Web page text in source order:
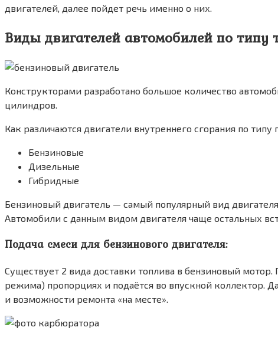
двигателей, далее пойдет речь именно о них.
Виды двигателей автомобилей по типу
Конструкторами разработано большое количество
цилиндров.
Как различаются двигатели внутреннего сгорания по типу
Бензиновые
Дизельные
Гибридные
Бензиновый двигатель — самый популярный вид
Автомобили с данным видом двигателя чаще остальных
Подача смеси для бензинового двигателя:
Существует 2 вида доставки топлива в бензиновый
режима) пропорциях и подаётся во впускной коллектор.
и возможности ремонта «на месте».